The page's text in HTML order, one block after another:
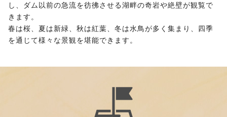
し、ダム以前の急流を彷彿させる湖畔の奇岩や絶壁が観覧で
きます。
春は桜、夏は新緑、秋は紅葉、冬は水鳥が多く集まり、四季
を通じて様々な景観を堪能できます。